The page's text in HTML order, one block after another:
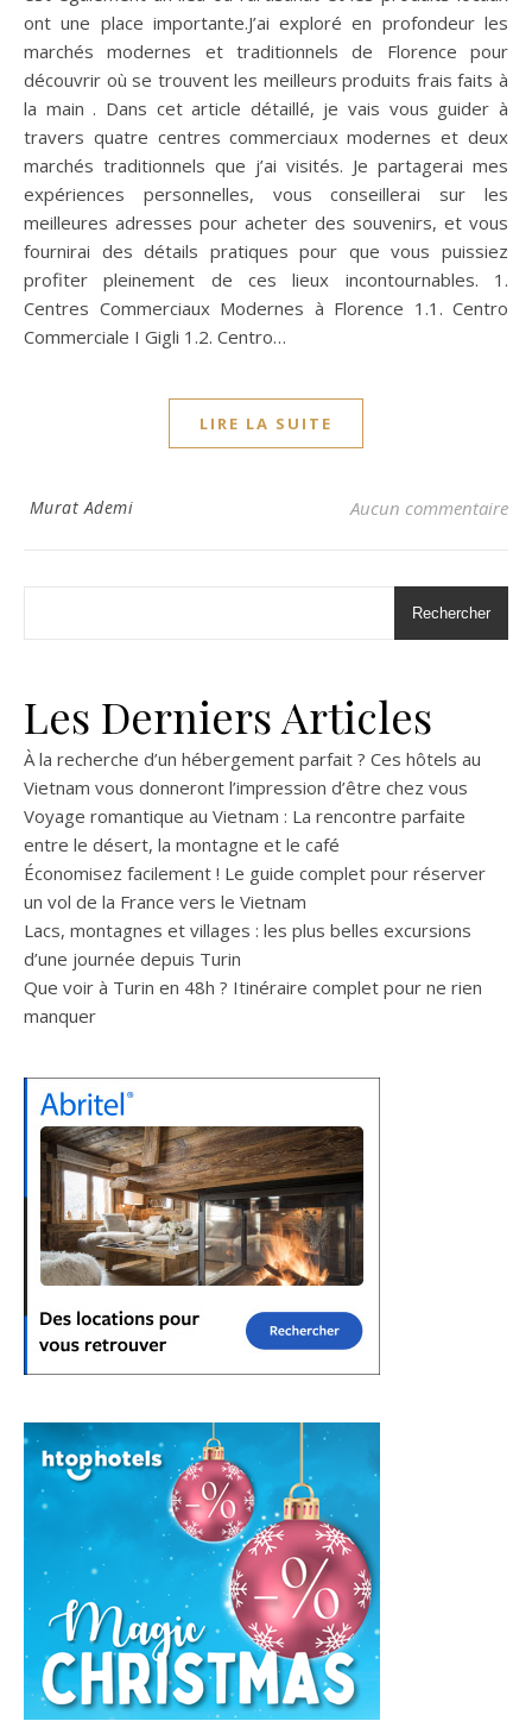
ont une place importante.J’ai exploré en profondeur les
marchés modernes et traditionnels de Florence pour
découvrir où se trouvent les meilleurs produits frais faits à
la main . Dans cet article détaillé, je vais vous guider à
travers quatre centres commerciaux modernes et deux
marchés traditionnels que j’ai visités. Je partagerai mes
expériences personnelles, vous conseillerai sur les
meilleures adresses pour acheter des souvenirs, et vous
fournirai des détails pratiques pour que vous puissiez
profiter pleinement de ces lieux incontournables. 1.
Centres Commerciaux Modernes à Florence 1.1. Centro
Commerciale I Gigli 1.2. Centro…
LIRE LA SUITE
Murat Ademi Aucun commentaire
Rechercher
Les Derniers Articles
À la recherche d’un hébergement parfait ? Ces hôtels au
Vietnam vous donneront l’impression d’être chez vous
Voyage romantique au Vietnam : La rencontre parfaite
entre le désert, la montagne et le café
Économisez facilement ! Le guide complet pour réserver
un vol de la France vers le Vietnam
Lacs, montagnes et villages : les plus belles excursions
d’une journée depuis Turin
Que voir à Turin en 48h ? Itinéraire complet pour ne rien
manquer